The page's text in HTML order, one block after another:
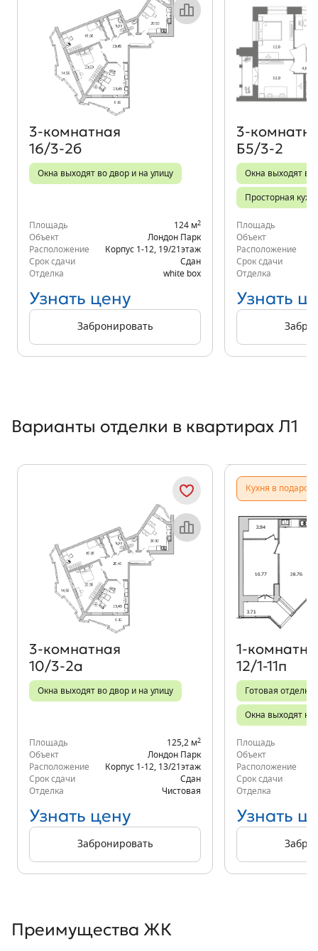
3‑комнатная
16/3-2б
Окна выходят во двор и на улицу
Площадь 124 м2
Объект
Лондон Парк
Расположение
Корпус 1-12 19/21 этаж
Срок сдачи
Сдан
Отделка
white box
Узнать цену
Забронировать
Б5/3-2
Окна выходят во
Просторная
Площадь
Объект
Расположение
Срок сдачи
Отделка
Узнать
Варианты отделки в квартирах Л1
3‑комнатная
10/3-2а
Окна выходят во двор и на улицу
Площадь 125,2 м2
Объект
Лондон Парк
Расположение
Корпус 1-12 13/21 этаж
Срок сдачи
Сдан
Отделка
Чистовая
Узнать цену
Забронировать
Кухня в подарок
12/1-11п
Готовая отделка
Окна выходят на
Площадь
Объект
Расположение
Срок сдачи
Отделка
Узнать
Преимущества ЖК